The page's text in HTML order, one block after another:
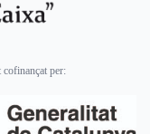
cofinançat per: